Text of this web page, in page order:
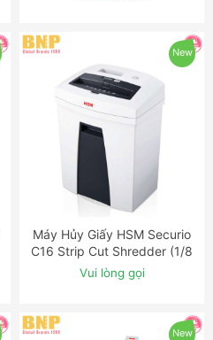
New
ĐẶT NGAY
Máy Hủy Giấy HSM Securio
C16 Strip Cut Shredder (1/8
inch)
Vui lòng gọi
New